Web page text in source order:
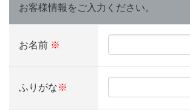
お客様情報をご入力ください。
お名前 ※
ふりがな※